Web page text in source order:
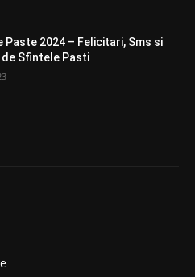
Paste 2024 – Felicitari, Sms si
de Sfintele Pasti